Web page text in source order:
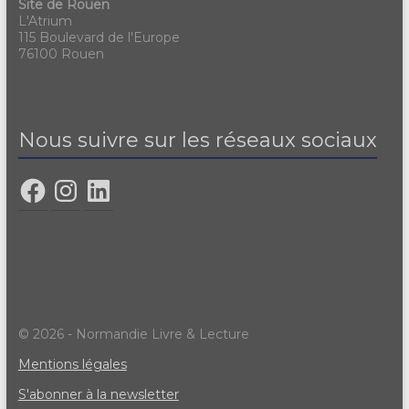
Site de Rouen
L'Atrium
115 Boulevard de l'Europe
76100 Rouen
Nous suivre sur les réseaux sociaux
© 2026 - Normandie Livre & Lecture
Mentions légales
S'abonner à la newsletter